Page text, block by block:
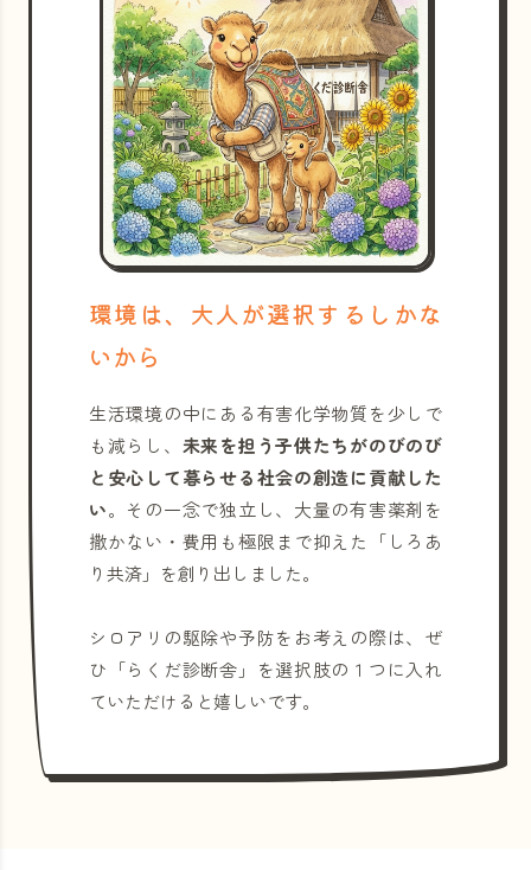
環境は、大人が選択するしかな
いから
生活環境の中にある有害化学物質を少しで
も減らし、 未来を担う子供たちがのびのび
と安心して暮らせる社会の創造に貢献した
い。その一念で独立し、大量の有害薬剤を
撒かない・費用も極限まで抑えた「しろあ
り共済」を創り出しました。
シロアリの駆除や予防をお考えの際は、ぜ
ひ「らくだ診断舎」を選択肢の１つに入れ
ていただけると嬉しいです。